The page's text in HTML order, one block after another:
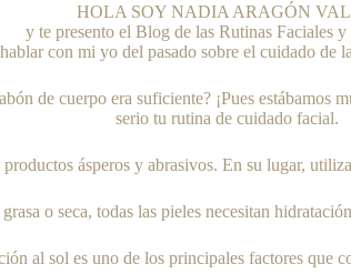
HOLA SOY NADIA ARAGÓN
y te presento el Blog de las Rutinas Faciales
con mi yo del pasado sobre el cuidado de
de cuerpo era suficiente? ¡Pues
serio tu rutina de cuidado facial.
ásperos y abrasivos. En su lugar,
o seca, todas las pieles necesitan
al sol es uno de los principales factores